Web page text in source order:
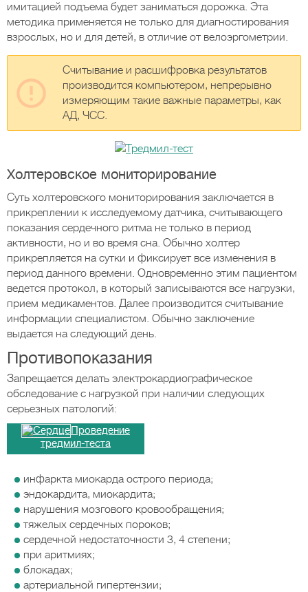
имитацией подъема будет заниматься дорожка. Эта
методика применяется не только для диагностирования
взрослых, но и для детей, в отличие от велоэргометрии.
Считывание и расшифровка результатов
производится компьютером, непрерывно
измеряющим такие важные параметры, как
АД, ЧСС.
Холтеровское мониторирование
Суть холтеровского мониторирования заключается в
прикреплении к исследуемому датчика, считывающего
показания сердечного ритма не только в период
активности, но и во время сна. Обычно холтер
прикрепляется на сутки и фиксирует все изменения в
период данного времени. Одновременно этим пациентом
ведется протокол, в который записываются все нагрузки,
прием медикаментов. Далее производится считывание
информации специалистом. Обычно заключение
выдается на следующий день.
Противопоказания
Запрещается делать электрокардиографическое
обследование с нагрузкой при наличии следующих
серьезных патологий:
Проведение
тредмил-теста
инфаркта миокарда острого периода;
эндокардита, миокардита;
нарушения мозгового кровообращения;
тяжелых сердечных пороков;
сердечной недостаточности 3, 4 степени;
при аритмиях;
блокадах;
артериальной гипертензии;